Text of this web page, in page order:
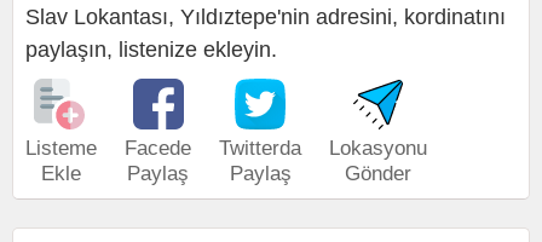
Slav Lokantası, Yıldıztepe'nin adresini, kordinatını
paylaşın, listenize ekleyin.
Listeme
Ekle
Facede
Paylaş
Twitterda
Paylaş
Lokasyonu
Gönder